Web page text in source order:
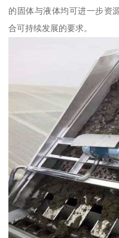
的固体与液体均可进一步资
合可持续发展的要求。